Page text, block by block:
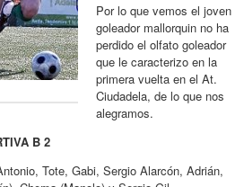
Por lo que vemos el joven
goleador mallorquin no ha
perdido el olfato goleador
que le caracterizo en la
primera vuelta en el At.
Ciudadela, de lo que nos
alegramos.
B 2
Tote, Gabi, Sergio Alarcón, Adrián,